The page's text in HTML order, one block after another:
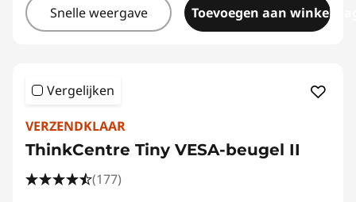
Snelle weergave Toevoegen aan
Vergelijken
VERZENDKLAAR
ThinkCentre Tiny VESA-beugel II
(177)